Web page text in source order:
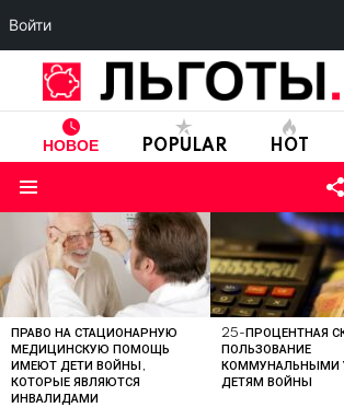
НОВОЕ POPULAR HOT
LATEST
STORIES
ПРАВО НА СТАЦИОНАРНУЮ
МЕДИЦИНСКУЮ ПОМОЩЬ
ИМЕЮТ ДЕТИ ВОЙНЫ,
КОТОРЫЕ ЯВЛЯЮТСЯ
ИНВАЛИДАМИ
25-ПРОЦЕНТНАЯ
ПОЛЬЗОВАНИЕ
КОММУНАЛЬНЫМИ
ДЕТЯМ ВОЙНЫ
Войти